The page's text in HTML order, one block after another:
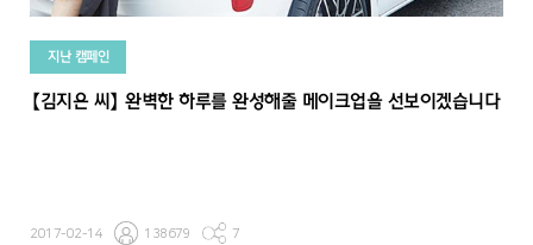
지난 캠페인
【김지은 씨】 완벽한 하루를 완성해줄 메이크업을 선보이겠습니다
2017-02-14 138679 7